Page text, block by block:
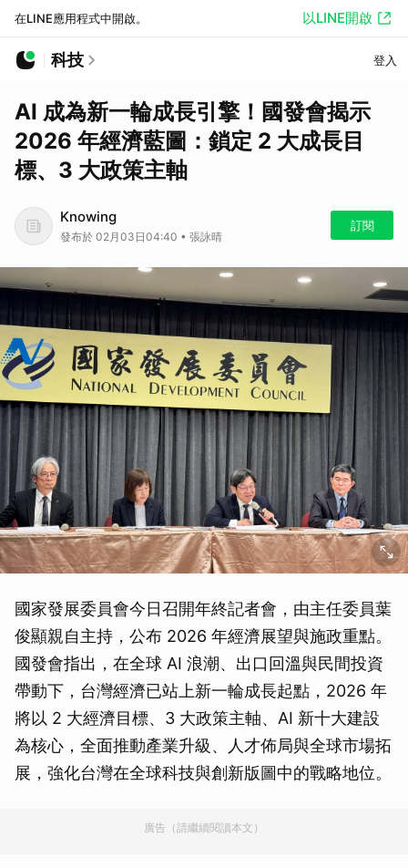
在LINE應用程式中開啟。 以LINE開啟
科技 登入
AI 成為新一輪成長引擎！國發會揭示
2026 年經濟藍圖：鎖定 2 大成長目
標、3 大政策主軸
Knowing
發布於 02月03日04:40 • 張詠晴
訂閱
國家發展委員會今日召開年終記者會，由主任委員葉
俊顯親自主持，公布 2026 年經濟展望與施政重點。
國發會指出，在全球 AI 浪潮、出口回溫與民間投資
帶動下，台灣經濟已站上新一輪成長起點，2026 年
將以 2 大經濟目標、3 大政策主軸、AI 新十大建設
為核心，全面推動產業升級、人才佈局與全球市場拓
展，強化台灣在全球科技與創新版圖中的戰略地位。
廣告（請繼續閱讀本文）